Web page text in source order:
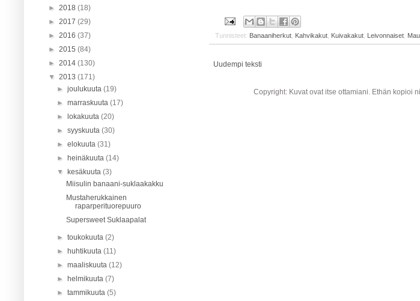
Tunnisteet: Banaaniherkut Kahvikakut Kuivakakut Leivonnaiset
Uudempi teksti
Copyright: Kuvat ovat itse ottamiani. Ethän kopioi
► 2018 (18)
► 2017 (29)
► 2016 (37)
► 2015 (84)
► 2014 (130)
▼ 2013 (171)
►joulukuuta(19)
►marraskuuta(17)
►lokakuuta(20)
►syyskuuta(30)
►elokuuta(31)
►heinäkuuta(14)
▼kesäkuuta(3)
Miisulin banaani-suklaakakku
Mustaherukkainen
raparperituorepuuro
Supersweet Suklaapalat
►toukokuuta(2)
►huhtikuuta(11)
►maaliskuuta(12)
►helmikuuta(7)
►tammikuuta(5)